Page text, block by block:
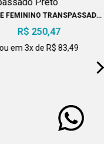
FEMININO TRANSPASSADO
PRETO
R$ 250,47
ou em 3x de R$ 83,49